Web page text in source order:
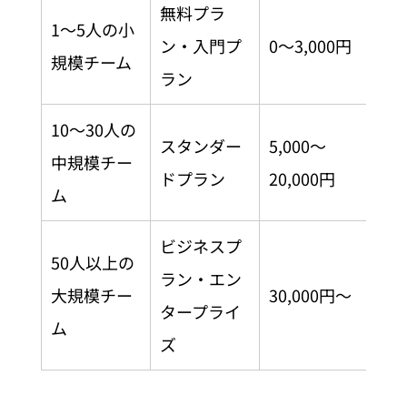
1〜5人の小
規模チーム
無料プラ
ン・入門プ
ラン
0〜3,000円
10〜30人の
中規模チー
ム
スタンダー
ドプラン
5,000〜
20,000円
50人以上の
大規模チー
ム
ビジネスプ
ラン・エン
タープライ
ズ
30,000円〜